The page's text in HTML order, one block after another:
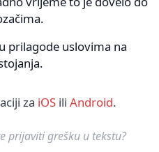
prilagode uslovima na
za iOS ili Android.
prijaviti grešku u tekstu?